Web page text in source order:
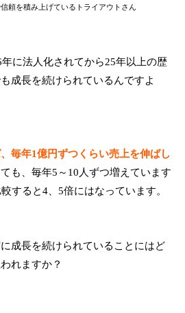
頼を積み上げているトライアウトさん
年に法人化されてから25年以上の歴
成長を続けられているんですよ
毎年1億円ずつくらい売上を伸ばし
も、毎年5～10人ずつ増えています
すると4、5倍にはなっています。
成長を続けられていることにはど
れますか？